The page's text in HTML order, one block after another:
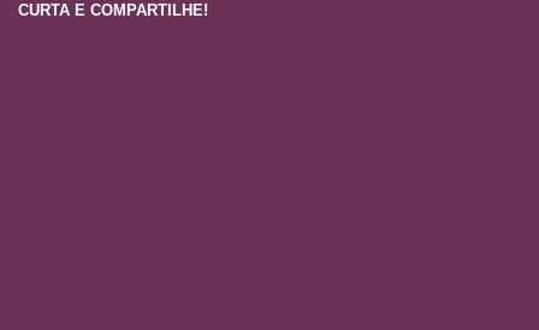
CURTA E COMPARTILHE!